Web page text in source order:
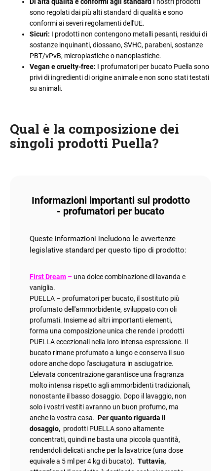
sono regolati dai più alti standard di qualità e sono
conformi ai severi regolamenti dell'UE.
Sicuri: I prodotti non contengono metalli pesanti, residui di
sostanze inquinanti, diossano, SVHC, parabeni, sostanze
PBT/vPvB, microplastiche o nanoplastiche.
Vegan e cruelty-free: I profumatori per bucato Puella sono
privi di ingredienti di origine animale e non sono stati testati
su animali.
Qual è la composizione dei
singoli prodotti Puella?
Informazioni importanti sul prodotto
- profumatori per bucato
Queste informazioni includono le avvertenze
legislative standard per questo tipo di prodotto:
First Dream – una dolce combinazione di lavanda e
vaniglia.
PUELLA – profumatori per bucato, il sostituto più
profumato dell'ammorbidente, sviluppato con oli
profumati. Insieme ad altri importanti elementi,
forma una composizione unica che rende i prodotti
PUELLA eccezionali nella loro intensa espressione. Il
bucato rimane profumato a lungo e conserva il suo
odore anche dopo l'asciugatura in asciugatrice.
L'elevata concentrazione garantisce una fragranza
molto intensa rispetto agli ammorbidenti tradizionali,
nonostante il basso dosaggio. Dopo il lavaggio, non
solo i vostri vestiti avranno un buon profumo, ma
anche la vostra casa. Per quanto riguarda il
dosaggio, prodotti PUELLA sono altamente
concentrati, quindi ne basta una piccola quantità,
rendendoli delicati anche per la lavatrice (una dose
equivale a 5 ml per 4 kg di bucato). Tuttavia,